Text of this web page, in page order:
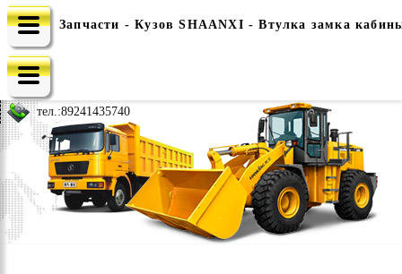
e-mail: china-spec@inbox.ru
тел.:89241435740
Запчасти - Кузов SHAANXI - Втулка замка